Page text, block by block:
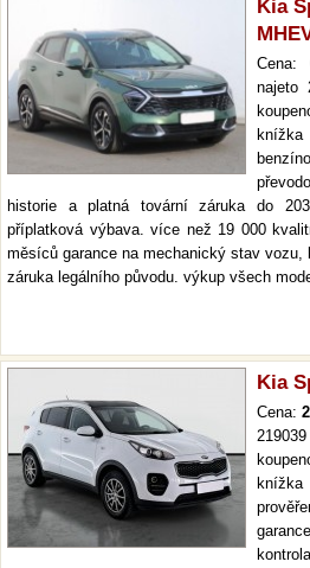
Kia
Cena:
najeto
historie a platná tovární záruka do
příplatková výbava. více než 19 000
měsíců garance na mechanický stav
záruka legálního původu. výkup všech
Kia
Cena: